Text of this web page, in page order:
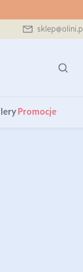
sklep@olini.pl
Promocje